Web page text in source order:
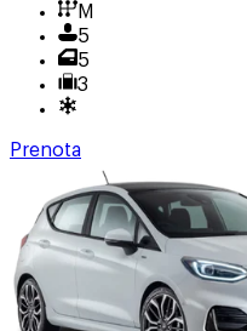
M
5
5
3
Prenota